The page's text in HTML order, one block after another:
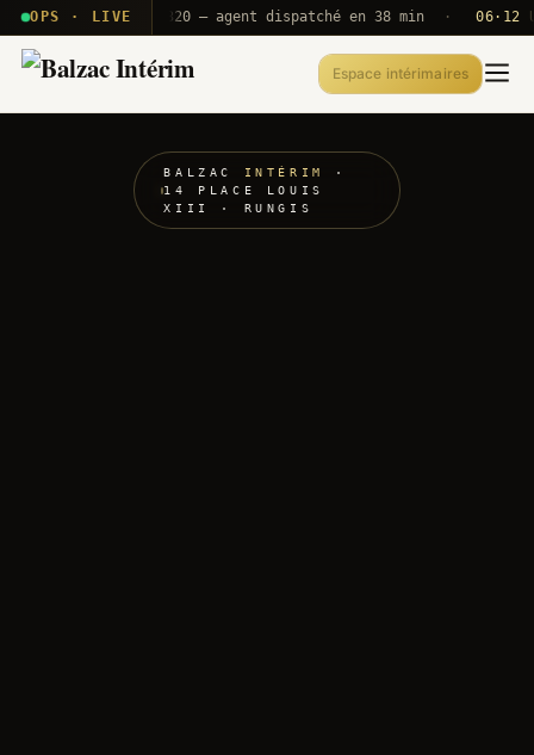
OPS · LIVE
T2E · B71 Push A320 — agent dispatché en 38 min · 06·12 UTC
Espace intérimaires
BALZAC INTÉRIM
·
14 PLACE LOUIS
XIII · RUNGIS